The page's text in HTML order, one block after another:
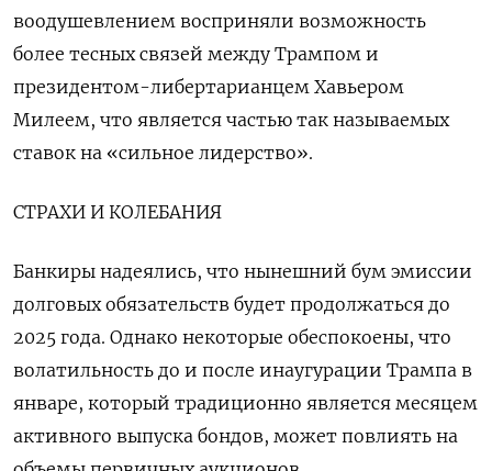
воодушевлением восприняли возможность
более тесных связей между Трампом и
президентом-либертарианцем Хавьером
Милеем, что является частью так называемых
ставок на «сильное лидерство».
СТРАХИ И КОЛЕБАНИЯ
Банкиры надеялись, что нынешний бум эмиссии
долговых обязательств будет продолжаться до
2025 года. Однако некоторые обеспокоены, что
волатильность до и после инаугурации Трампа в
январе, который традиционно является месяцем
активного выпуска бондов, может повлиять на